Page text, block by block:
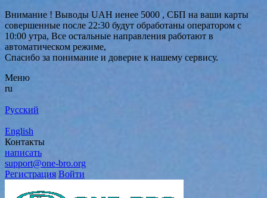
Внимание ! Выводы UAH иенее 5000 , СБП на ваши карты
совершенные после 22:30 будут обработаны оператором с
10:00 утра, Все остальные направления работают в
автоматическом режиме,
Спасибо за понимание и доверие к нашему сервису.
Меню
ru
Русский
English
Контакты
написать
support@one-bro.org
Регистрация Войти